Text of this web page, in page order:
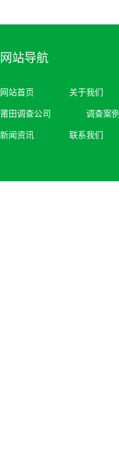
网站导航
网站首页 关于我们
莆田调查公司 调查案例
新闻资讯 联系我们